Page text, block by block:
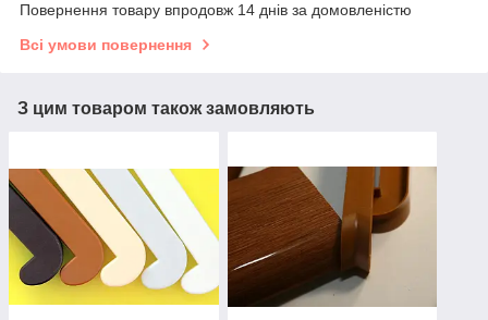
Повернення товару впродовж 14 днів за домовленістю
Всі умови повернення
З цим товаром також замовляють